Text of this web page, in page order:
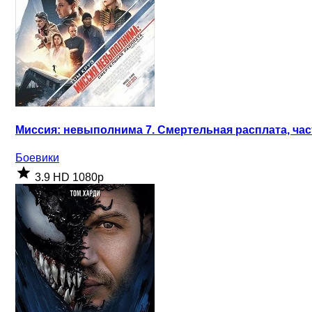
Миссия: невыполнима 7. Смертельная расплата,
Боевики
3.9 HD 1080p